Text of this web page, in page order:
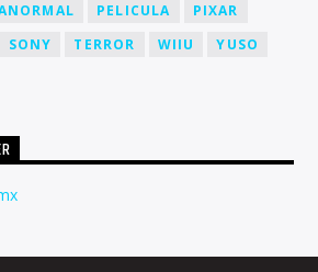
PELICULA
PIXAR
SONY TERROR WIIU YUSO